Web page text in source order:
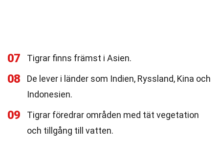
07 Tigrar finns främst i Asien.
08
De lever i länder som Indien, Ryssland, Kina och
Indonesien.
09
Tigrar föredrar områden med tät vegetation
och tillgång till vatten.